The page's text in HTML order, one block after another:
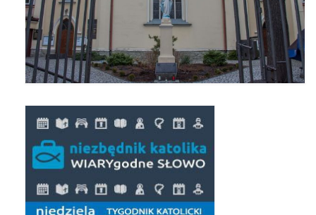
Pierwsza Komunia Święta – Grupa 3
Boże Ciało
Galerie 2020
Uroczystość Św. Jakuba Apostoła 2020
Boże Ciało 2020
GODZINA ŚWIĘTA W ŚWIĘTO
MIŁOSIERDZIA BOŻEGO